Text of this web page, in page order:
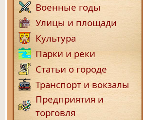
Военные годы
Улицы и площади
Культура
Парки и реки
Статьи о городе
Транспорт и вокзалы
Предприятия и
торговля